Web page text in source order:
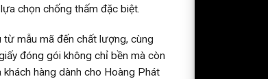
chọn chống thấm đặc biệt.
từ mẫu mã đến chất lượng, cùng
đóng gói không chỉ bền mà còn
hàng dành cho Hoàng Phát